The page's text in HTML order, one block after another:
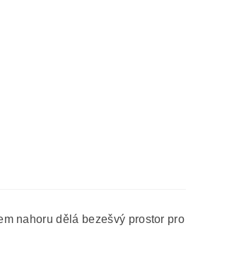
nahoru dělá bezešvý prostor pro